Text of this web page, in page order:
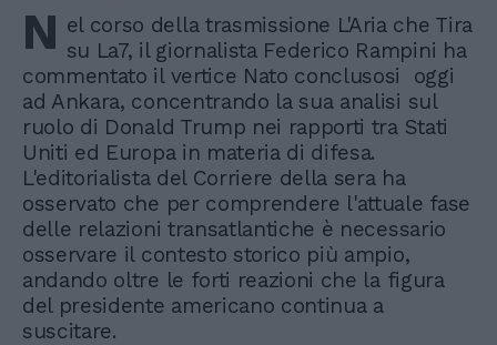
N el corso della trasmissione L'Aria che Tira
su La7, il giornalista Federico Rampini ha
commentato il vertice Nato conclusosi oggi
ad Ankara, concentrando la sua analisi sul
ruolo di Donald Trump nei rapporti tra Stati
Uniti ed Europa in materia di difesa.
L'editorialista del Corriere della sera ha
osservato che per comprendere l'attuale fase
delle relazioni transatlantiche è necessario
osservare il contesto storico più ampio,
andando oltre le forti reazioni che la figura
del presidente americano continua a
suscitare.